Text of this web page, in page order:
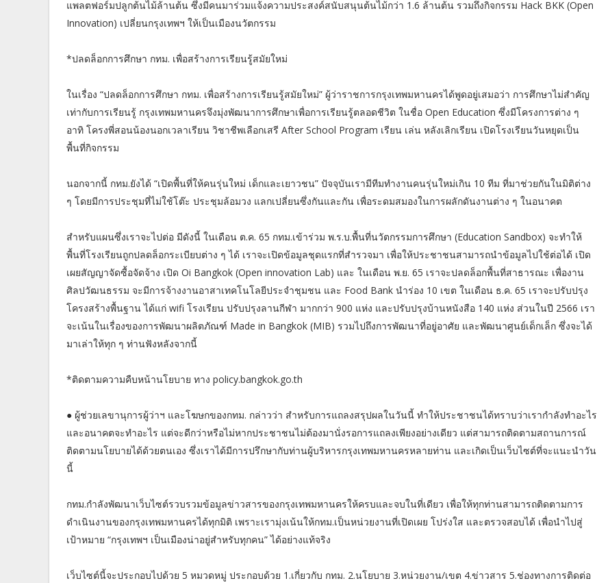
แพลตฟอร์มปลูกต้นไม้ล้านต้น ซึ่งมีคนมาร่วมแจ้งความประสงค์สนับสนุนต้นไม้กว่า 1.6 ล้านต้น รวมถึงกิจกรรม Hack BKK (Open
Innovation) เปลี่ยนกรุงเทพฯ ให้เป็นเมืองนวัตกรรม
*ปลดล็อกการศึกษา กทม. เพื่อสร้างการเรียนรู้สมัยใหม่
ในเรื่อง “ปลดล็อกการศึกษา กทม. เพื่อสร้างการเรียนรู้สมัยใหม่” ผู้ว่าราชการกรุงเทพมหานครได้พูดอยู่เสมอว่า การศึกษาไม่สำคัญ
เท่ากับการเรียนรู้ กรุงเทพมหานครจึงมุ่งพัฒนาการศึกษาเพื่อการเรียนรู้ตลอดชีวิต ในชื่อ Open Education ซึ่งมีโครงการต่าง ๆ
อาทิ โครงพี่สอนน้องนอกเวลาเรียน วิชาชีพเลือกเสรี After School Program เรียน เล่น หลังเลิกเรียน เปิดโรงเรียนวันหยุดเป็น
พื้นที่กิจกรรม
นอกจากนี้ กทม.ยังได้ “เปิดพื้นที่ให้คนรุ่นใหม่ เด็กและเยาวชน” ปัจจุบันเรามีทีมทำงานคนรุ่นใหม่เกิน 10 ทีม ที่มาช่วยกันในมิติต่าง
ๆ โดยมีการประชุมที่ไม่ใช้โต๊ะ ประชุมล้อมวง แลกเปลี่ยนซึ่งกันและกัน เพื่อระดมสมองในการผลักดันงานต่าง ๆ ในอนาคต
สำหรับแผนซึ่งเราจะไปต่อ มีดังนี้ ในเดือน ต.ค. 65 กทม.เข้าร่วม พ.ร.บ.พื้นที่นวัตกรรมการศึกษา (Education Sandbox) จะทำให้
พื้นที่โรงเรียนถูกปลดล็อกระเบียบต่าง ๆ ได้ เราจะเปิดข้อมูลชุดแรกที่สำรวจมา เพื่อให้ประชาชนสามารถนำข้อมูลไปใช้ต่อได้ เปิด
เผยสัญญาจัดซื้อจัดจ้าง เปิด Oi Bangkok (Open innovation Lab) และ ในเดือน พ.ย. 65 เราจะปลดล็อกพื้นที่สาธารณะ เพื่องาน
ศิลปวัฒนธรรม จะมีการจ้างงานอาสาเทคโนโลยีประจำชุมชน และ Food Bank นำร่อง 10 เขต ในเดือน ธ.ค. 65 เราจะปรับปรุง
โครงสร้างพื้นฐาน ได้แก่ wifi โรงเรียน ปรับปรุงลานกีฬา มากกว่า 900 แห่ง และปรับปรุงบ้านหนังสือ 140 แห่ง ส่วนในปี 2566 เรา
จะเน้นในเรื่องของการพัฒนาผลิตภัณฑ์ Made in Bangkok (MIB) รวมไปถึงการพัฒนาที่อยู่อาศัย และพัฒนาศูนย์เด็กเล็ก ซึ่งจะได้
มาเล่าให้ทุก ๆ ท่านฟังหลังจากนี้
*ติดตามความคืบหน้านโยบาย ทาง policy.bangkok.go.th
● ผู้ช่วยเลขานุการผู้ว่าฯ และโฆษกของกทม. กล่าวว่า สำหรับการแถลงสรุปผลในวันนี้ ทำให้ประชาชนได้ทราบว่าเรากำลังทำอะไร
และอนาคตจะทำอะไร แต่จะดีกว่าหรือไม่หากประชาชนไม่ต้องมานั่งรอการแถลงเพียงอย่างเดียว แต่สามารถติดตามสถานการณ์
ติดตามนโยบายได้ด้วยตนเอง ซึ่งเราได้มีการปรึกษากับท่านผู้บริหารกรุงเทพมหานครหลายท่าน และเกิดเป็นเว็บไซต์ที่จะแนะนำวัน
นี้
กทม.กำลังพัฒนาเว็บไซต์รวบรวมข้อมูลข่าวสารของกรุงเทพมหานครให้ครบและจบในที่เดียว เพื่อให้ทุกท่านสามารถติดตามการ
ดำเนินงานของกรุงเทพมหานครได้ทุกมิติ เพราะเรามุ่งเน้นให้กทม.เป็นหน่วยงานที่เปิดเผย โปร่งใส และตรวจสอบได้ เพื่อนำไปสู่
เป้าหมาย “กรุงเทพฯ เป็นเมืองน่าอยู่สำหรับทุกคน” ได้อย่างแท้จริง
เว็บไซต์นี้จะประกอบไปด้วย 5 หมวดหมู่ ประกอบด้วย 1.เกี่ยวกับ กทม. 2.นโยบาย 3.หน่วยงาน/เขต 4.ข่าวสาร 5.ช่องทางการติดต่อ